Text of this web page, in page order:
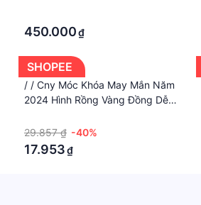
450.000₫
SHOPEE
/ / Cny Móc Khóa May Mắn Năm
2024 Hình Rồng Vàng Đồng Dễ
/ Quà Tặng Năm Mới
29.857 ₫ -40%
17.953₫